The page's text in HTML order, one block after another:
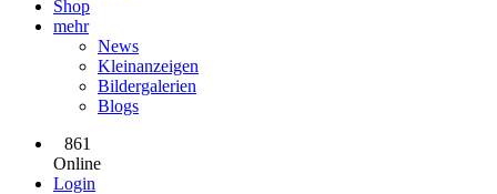
Shop
mehr
News
Kleinanzeigen
Bildergalerien
Blogs
861
Online
Login